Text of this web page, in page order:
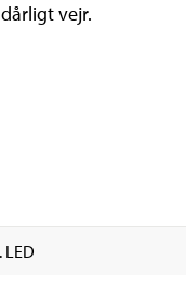
vejr.
LED